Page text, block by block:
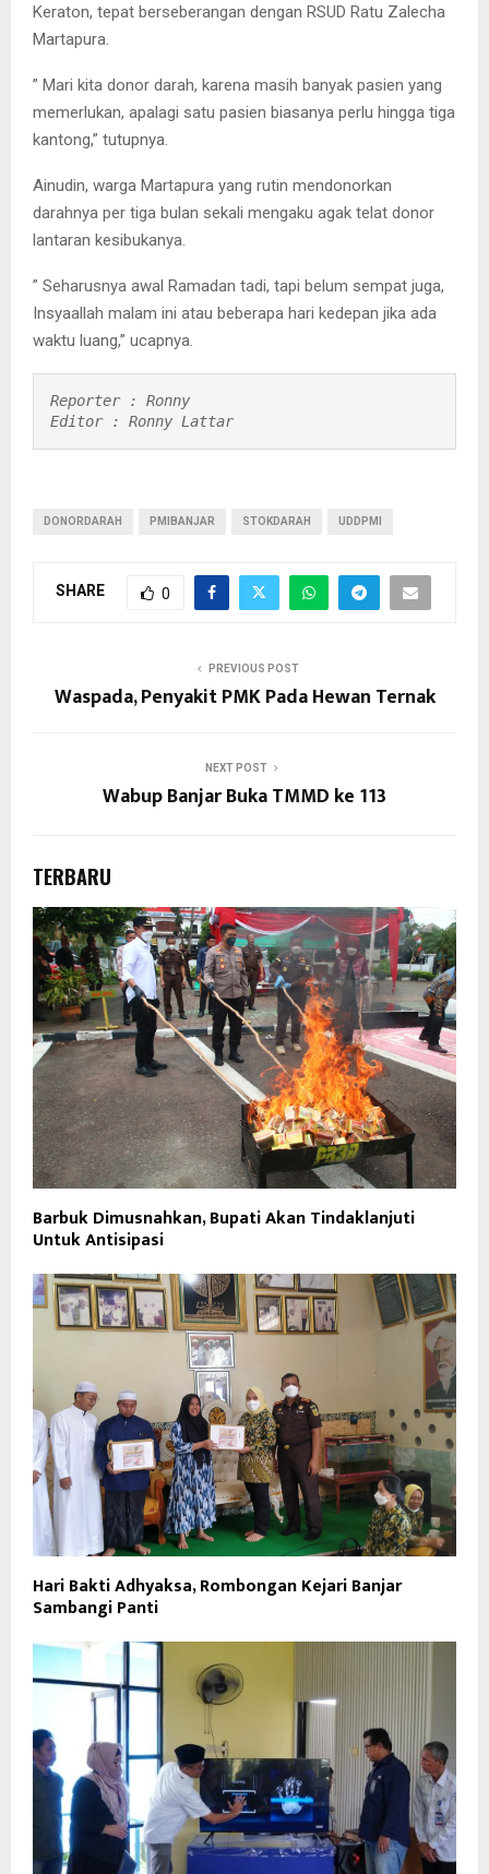
Keraton, tepat berseberangan dengan RSUD Ratu Zalecha
Martapura.
” Mari kita donor darah, karena masih banyak pasien yang
memerlukan, apalagi satu pasien biasanya perlu hingga tiga
kantong,” tutupnya.
Ainudin, warga Martapura yang rutin mendonorkan
darahnya per tiga bulan sekali mengaku agak telat donor
lantaran kesibukanya.
” Seharusnya awal Ramadan tadi, tapi belum sempat juga,
Insyaallah malam ini atau beberapa hari kedepan jika ada
waktu luang,” ucapnya.
Reporter : Ronny
Editor : Ronny Lattar
DONORDARAH PMIBANJAR STOKDARAH UDDPMI
SHARE 0
PREVIOUS POST
Waspada, Penyakit PMK Pada Hewan Ternak
NEXT POST
Wabup Banjar Buka TMMD ke 113
TERBARU
Barbuk Dimusnahkan, Bupati Akan Tindaklanjuti
Untuk Antisipasi
Hari Bakti Adhyaksa, Rombongan Kejari Banjar
Sambangi Panti